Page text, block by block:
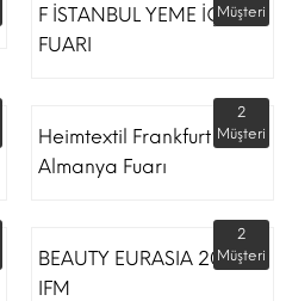
F İSTANBUL YEME İÇME
FUARI
Müşteri
Heimtextil Frankfurt
Almanya Fuarı
2
Müşteri
BEAUTY EURASIA 2022
IFM
2
Müşteri